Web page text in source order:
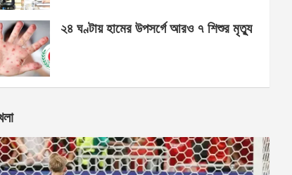
২৪ ঘণ্টায় হামের উপসর্গে আরও ৭ শিশুর মৃত্যু